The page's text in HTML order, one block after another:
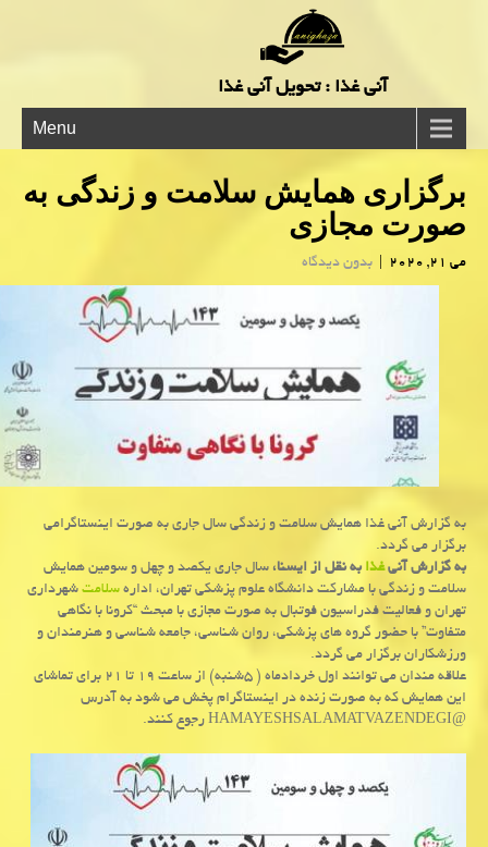
آنی غذا : تحویل آنی غذا
Menu
برگزاری همایش سلامت و زندگی به
صورت مجازی
می 21, 2020 | بدون دیدگاه
به گزارش آنی غذا همایش سلامت و زندگی سال جاری به صورت اینستاگرامی
برگزار می گردد.
به گزارش آنیغذابه نقل از ایسنا،سال جاری یکصد و چهل و سومین همایش
سلامت و زندگی با مشارکت دانشگاه علوم پزشکی تهران، ادارهسلامتشهرداری
تهران و فعالیت فدراسیون فوتبال به صورت مجازی با مبحث “کرونا با نگاهی
متفاوت” با حضور گروه های پزشکی، روان شناسی، جامعه شناسی و هنرمندان و
ورزشکاران برگزار می گردد.
علاقه مندان می توانند اول خردادماه ( ۵شنبه) از ساعت ۱۹ تا ۲۱ برای تماشای
این همایش که به صورت زنده در اینستاگرام پخش می شود به آدرس
@HAMAYESHSALAMATVAZENDEGI رجوع کنند.